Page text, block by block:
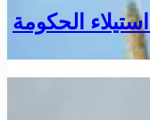
الحكومة